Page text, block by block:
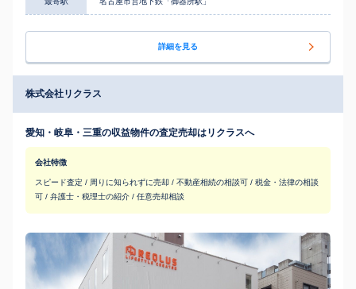
詳細を見る
株式会社リクラス
愛知・岐阜・三重の収益物件の査定売却はリクラスへ
会社特徴
スピード査定 / 周りに知られずに売却 / 不動産相続の相談可 / 税金・法律の相談
可 / 弁護士・税理士の紹介 / 任意売却相談